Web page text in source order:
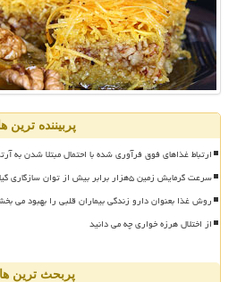
پربیننده ترین
ارتباط غذاهای فوق فرآوری شده با احتمال مبتلا شدن به
سرعت گرمایش زمین ۵هزار برابر بیش از توان سازگاری گیاه برنج است
روش غذا بعنوان دارو زندگی بیماران قلبی را بهبود می
از اختلال هرزه خواری چه می دانید
پربحث ترین ها